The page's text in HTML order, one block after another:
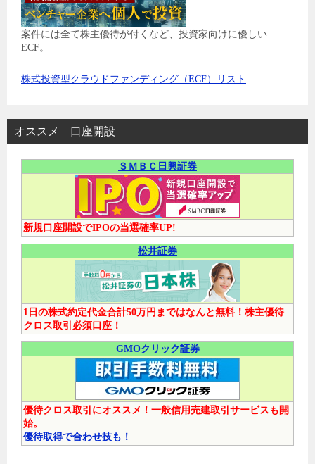
案件には全て株主優待が付くなど、投資家向けに優しい
ECF。
株式投資型クラウドファンディング（ECF）リスト
オススメ 口座開設
ＳＭＢＣ日興証券
新規口座開設でIPOの当選確率UP!
松井証券
1日の株式約定代金合計50万円まではなんと無料！株主優待
クロス取引必須口座！
GMOクリック証券
優待クロス取引にオススメ！一般信用売建取引サービスも開
始。
優待取得で合わせ技も！